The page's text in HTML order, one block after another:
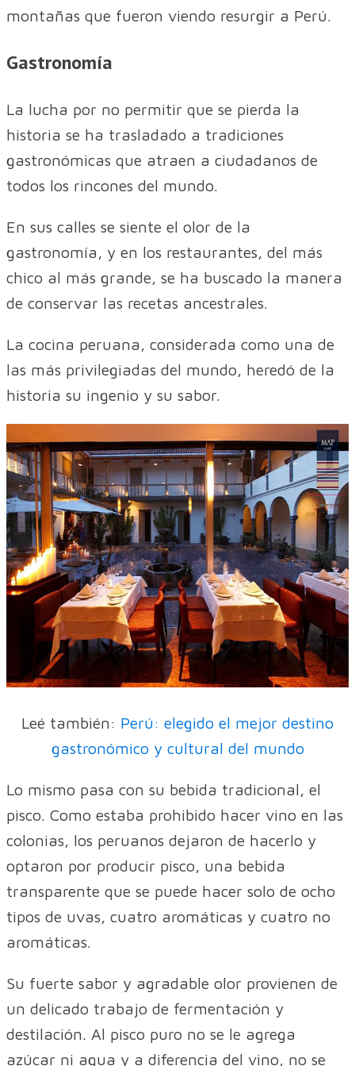
montañas que fueron viendo resurgir a Perú.
Gastronomía
La lucha por no permitir que se pierda la
historia se ha trasladado a tradiciones
gastronómicas que atraen a ciudadanos de
todos los rincones del mundo.
En sus calles se siente el olor de la
gastronomía, y en los restaurantes, del más
chico al más grande, se ha buscado la manera
de conservar las recetas ancestrales.
La cocina peruana, considerada como una de
las más privilegiadas del mundo, heredó de la
historia su ingenio y su sabor.
Leé también: Perú: elegido el mejor destino
gastronómico y cultural del mundo
Lo mismo pasa con su bebida tradicional, el
pisco. Como estaba prohibido hacer vino en las
colonias, los peruanos dejaron de hacerlo y
optaron por producir pisco, una bebida
transparente que se puede hacer solo de ocho
tipos de uvas, cuatro aromáticas y cuatro no
aromáticas.
Su fuerte sabor y agradable olor provienen de
un delicado trabajo de fermentación y
destilación. Al pisco puro no se le agrega
azúcar ni agua y a diferencia del vino, no se